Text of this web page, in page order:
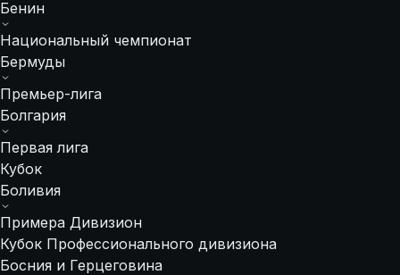
Бенин
Национальный чемпионат
Бермуды
Премьер-лига
Болгария
Первая лига
Кубок
Боливия
Примера Дивизион
Кубок Профессионального дивизиона
Босния и Герцеговина